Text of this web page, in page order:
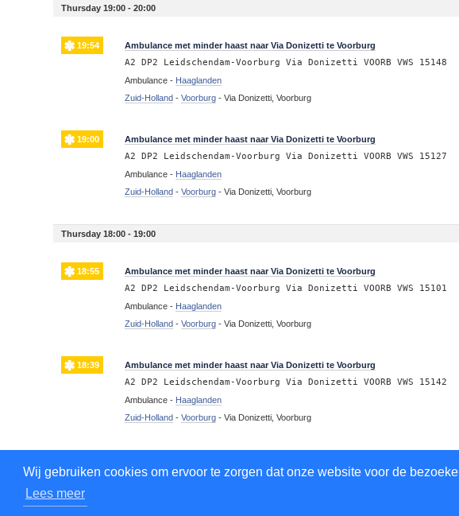
Wij gebruiken cookies om ervoor te zorgen dat onze website voor de
Lees meer
Thursday 19:00 - 20:00
19:54 Ambulance met minder haast naar Via Donizetti te Voorburg
A2 DP2 Leidschendam-Voorburg Via Donizetti VOORB VWS 15148
Ambulance - Haaglanden
Zuid-Holland -Voorburg -Via Donizetti, Voorburg
19:00 Ambulance met minder haast naar Via Donizetti te Voorburg
A2 DP2 Leidschendam-Voorburg Via Donizetti VOORB VWS 15127
Ambulance - Haaglanden
Zuid-Holland -Voorburg -Via Donizetti, Voorburg
Thursday 18:00 - 19:00
18:55 Ambulance met minder haast naar Via Donizetti te Voorburg
A2 DP2 Leidschendam-Voorburg Via Donizetti VOORB VWS 15101
Ambulance - Haaglanden
Zuid-Holland -Voorburg -Via Donizetti, Voorburg
18:39 Ambulance met minder haast naar Via Donizetti te Voorburg
A2 DP2 Leidschendam-Voorburg Via Donizetti VOORB VWS 15142
Ambulance - Haaglanden
Zuid-Holland -Voorburg -Via Donizetti, Voorburg
17:29